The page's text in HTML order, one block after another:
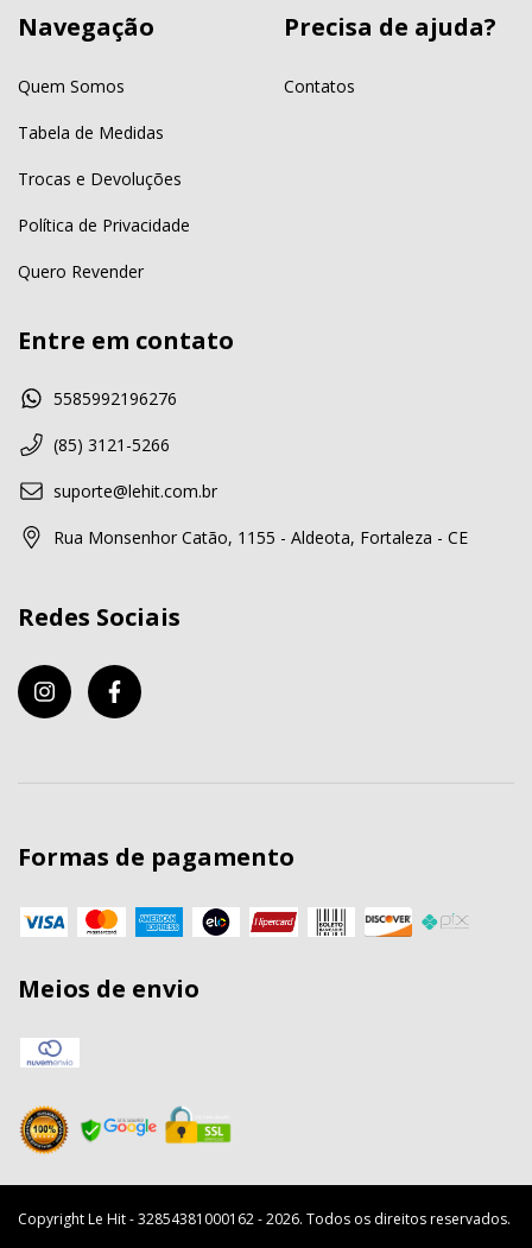
Navegação
Quem Somos
Tabela de Medidas
Trocas e Devoluções
Política de Privacidade
Quero Revender
Precisa de ajuda?
Contatos
Entre em contato
5585992196276
(85) 3121-5266
suporte@lehit.com.br
Rua Monsenhor Catão, 1155 - Aldeota, Fortaleza - CE
Redes Sociais
Formas de pagamento
Meios de envio
Copyright Le Hit - 32854381000162 - 2026. Todos os direitos reservados.